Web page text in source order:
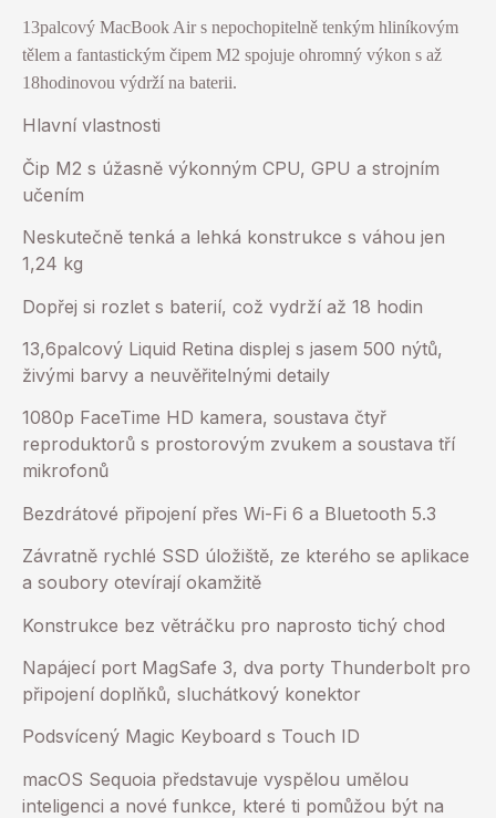
13palcový MacBook Air s nepochopitelně tenkým hliníkovým
tělem a fantastickým čipem M2 spojuje ohromný výkon s až
18hodinovou výdrží na baterii.
Hlavní vlastnosti
Čip M2 s úžasně výkonným CPU, GPU a strojním
učením
Neskutečně tenká a lehká konstrukce s váhou jen
1,24 kg
Dopřej si rozlet s baterií, což vydrží až 18 hodin
13,6palcový Liquid Retina displej s jasem 500 nýtů,
živými barvy a neuvěřitelnými detaily
1080p FaceTime HD kamera, soustava čtyř
reproduktorů s prostorovým zvukem a soustava tří
mikrofonů
Bezdrátové připojení přes Wi-Fi 6 a Bluetooth 5.3
Závratně rychlé SSD úložiště, ze kterého se aplikace
a soubory otevírají okamžitě
Konstrukce bez větráčku pro naprosto tichý chod
Napájecí port MagSafe 3, dva porty Thunderbolt pro
připojení doplňků, sluchátkový konektor
Podsvícený Magic Keyboard s Touch ID
macOS Sequoia představuje vyspělou umělou
inteligenci a nové funkce, které ti pomůžou být na